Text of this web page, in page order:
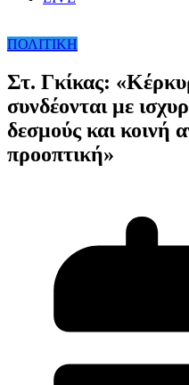
ΠΟΛΙΤΙΚΗ
Στ. Γκίκας:
συνδέονται με
δεσμούς και κοινή
προοπτική»